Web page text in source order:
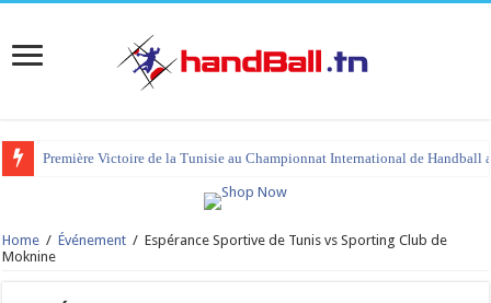
Première Victoire de la Tunisie au Championnat International de Handball
Home / Événement / Espérance Sportive de Tunis vs Sporting Club de
Moknine